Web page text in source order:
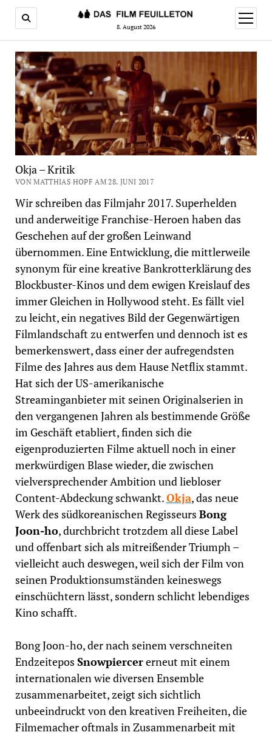
8. August 2026
Menü
öffnen
Okja – Kritik
VON MATTHIAS HOPF AM 28. JUNI 2017
Wir schreiben das Filmjahr 2017. Superhelden
und anderweitige Franchise-Heroen haben das
Geschehen auf der großen Leinwand
übernommen. Eine Entwicklung, die mittlerweile
synonym für eine kreative Bankrotterklärung des
Blockbuster-Kinos und dem ewigen Kreislauf des
immer Gleichen in Hollywood steht. Es fällt viel
zu leicht, ein negatives Bild der Gegenwärtigen
Filmlandschaft zu entwerfen und dennoch ist es
bemerkenswert, dass einer der aufregendsten
Filme des Jahres aus dem Hause Netflix stammt.
Hat sich der US-amerikanische
Streaminganbieter mit seinen Originalserien in
den vergangenen Jahren als bestimmende Größe
im Geschäft etabliert, finden sich die
eigenproduzierten Filme aktuell noch in einer
merkwürdigen Blase wieder, die zwischen
vielversprechender Ambition und liebloser
Content-Abdeckung schwankt.Okja, das neue
Werk des südkoreanischen Regisseurs Bong
Joon-ho, durchbricht trotzdem all diese Label
und offenbart sich als mitreißender Triumph –
vielleicht auch deswegen, weil sich der Film von
seinen Produktionsumständen keineswegs
einschüchtern lässt, sondern schlicht lebendiges
Kino schafft.
Bong Joon-ho, der nach seinem verschneiten
Endzeitepos Snowpiercererneut mit einem
internationalen wie diversen Ensemble
zusammenarbeitet, zeigt sich sichtlich
unbeeindruckt von den kreativen Freiheiten, die
Filmemacher oftmals in Zusammenarbeit mit